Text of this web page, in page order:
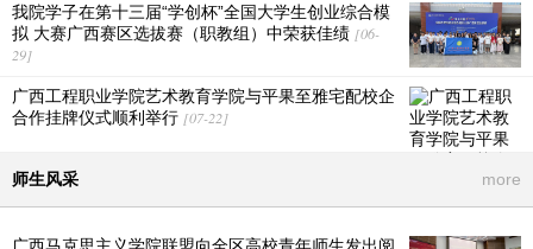
我院学子在第十三届“学创杯”全国大学生创业综合模
拟 大赛广西赛区选拔赛（职教组）中荣获佳绩 [06-
29]
广西工程职业学院艺术教育学院与平果至雅宅配校企
合作挂牌仪式顺利举行 [07-22]
师生风采 more